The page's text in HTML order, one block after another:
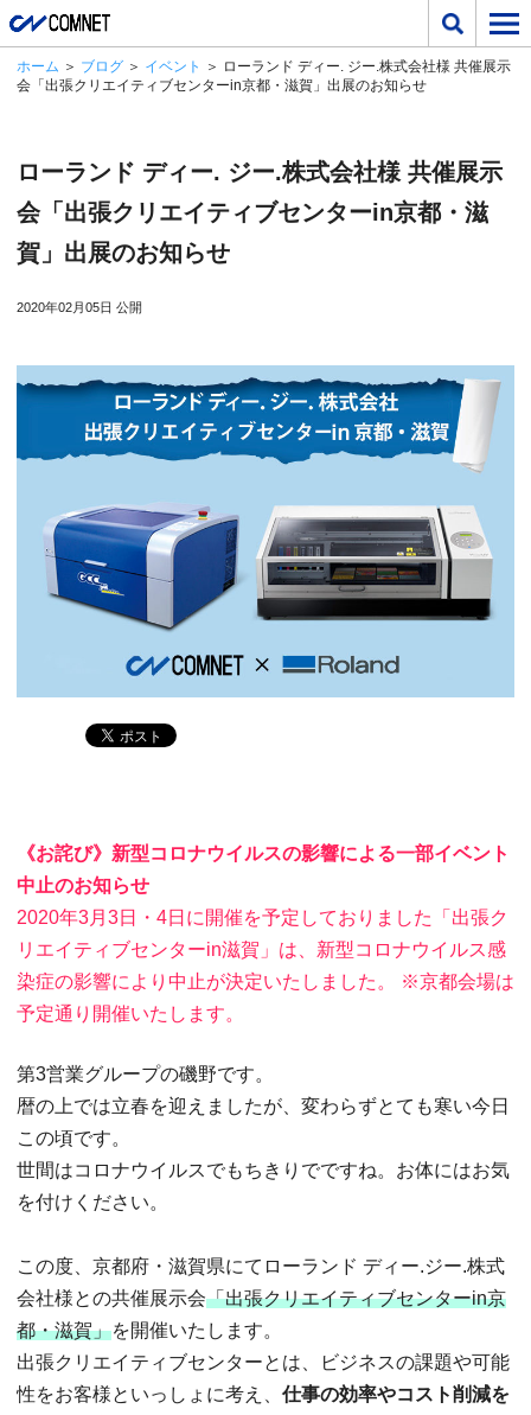
ホーム ＞ ブログ ＞ イベント
＞ ローランド ディー. ジー.株式会社様 共催展示
会「出張クリエイティブセンターin京都・滋賀」出展のお知らせ
ローランド ディー. ジー.株式会社様 共催展示
会「出張クリエイティブセンターin京都・滋
賀」出展のお知らせ
2020年02月05日 公開
《お詫び》新型コロナウイルスの影響による一部イベント
中止のお知らせ
2020年3月3日・4日に開催を予定しておりました「出張ク
リエイティブセンターin滋賀」は、新型コロナウイルス感
染症の影響により中止が決定いたしました。 ※京都会場は
予定通り開催いたします。
第3営業グループの磯野です。
暦の上では立春を迎えましたが、変わらずとても寒い今日
この頃です。
世間はコロナウイルスでもちきりでですね。お体にはお気
を付けください。
この度、京都府・滋賀県にてローランド ディー.ジー.株式
会社様との共催展示会「出張クリエイティブセンターin京
都・滋賀」を開催いたします。
出張クリエイティブセンターとは、ビジネスの課題や可能
性をお客様といっしょに考え、 仕事の効率やコスト削減を